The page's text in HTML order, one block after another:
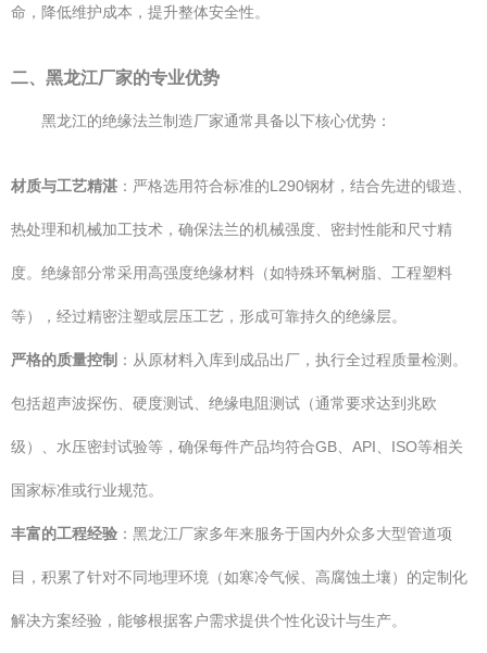
命，降低维护成本，提升整体安全性。
二、黑龙江厂家的专业优势
黑龙江的绝缘法兰制造厂家通常具备以下核心优势：
材质与工艺精湛 ：严格选用符合标准的L290钢材，结合先进的锻造、
热处理和机械加工技术，确保法兰的机械强度、密封性能和尺寸精
度。绝缘部分常采用高强度绝缘材料（如特殊环氧树脂、工程塑料
等），经过精密注塑或层压工艺，形成可靠持久的绝缘层。
严格的质量控制 ：从原材料入库到成品出厂，执行全过程质量检测。
包括超声波探伤、硬度测试、绝缘电阻测试（通常要求达到兆欧
级）、水压密封试验等，确保每件产品均符合GB、API、ISO等相关
国家标准或行业规范。
丰富的工程经验 ：黑龙江厂家多年来服务于国内外众多大型管道项
目，积累了针对不同地理环境（如寒冷气候、高腐蚀土壤）的定制化
解决方案经验，能够根据客户需求提供个性化设计与生产。